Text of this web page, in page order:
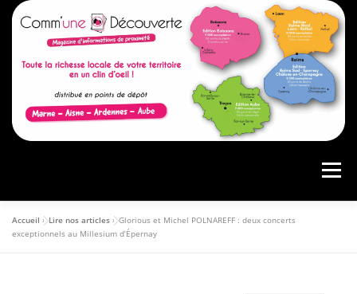
Menu
ACCUEIL PRÉSENTATION
Accueil »Lire nos articles »Glorious et Michel POLNAREFF : deux concerts
exceptionnels au Millesium d’Épernay